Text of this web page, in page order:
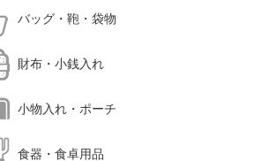
バッグ・鞄・袋物
財布・小銭入れ
小物入れ・ポーチ
食器・食卓用品